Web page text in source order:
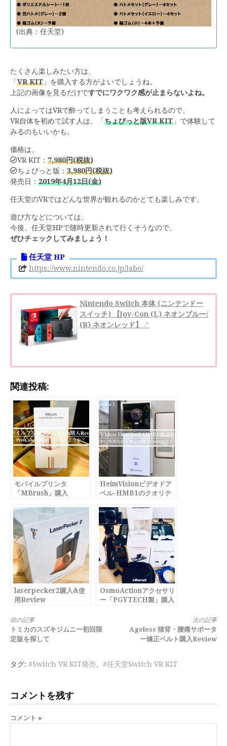
(出典：任天堂)
たくさん楽しみたい方は、
「 VR KIT 」を購入する方がよいでしょうね。
上記の画像を見るだけですでにワクワク感が止まらないよね。
人によってはVRで酔ってしまうことも考えられるので、
VR自体を初めて試す人は、「 ちょびっと版VR KIT 」で体験して
みるのもいいかも。
価格は、
VR KIT： 7,980円(税抜)
ちょびっと版： 3,980円(税抜)
発売日： 2019年4月12日(金)
任天堂のVRではどんな世界が観れるのかとても楽しみです。
遊び方などについては、
今後、任天堂HPで随時更新されて行くそうなので、
ぜひチェックしてみましょう！
任天堂 HP
https://www.nintendo.co.jp/labo/
Nintendo Switch 本体 (ニンテンドー
スイッチ) 【Joy-Con (L) ネオンブルー/
(R) ネオンレッド】
↗︎
関連投稿:
モバイルプリンタ
「MBrush」購入
HeimVisionビデオドア
ベル-HMB1のクオリテ
円以下
laserpecker2購入&使
用Review
OsmoActionアクセサリ
ー「PGYTECH製」購入
続
き
を
む
前の記事
トミカのスズキジムニー初回限
定版を探して
次の記事
Ageless 猫背・腰痛サポータ
ー矯正ベルト購入Review
タグ: #Switch VR KIT発売、 #任天堂Switch VR KIT
コメントを残す
コメント ※